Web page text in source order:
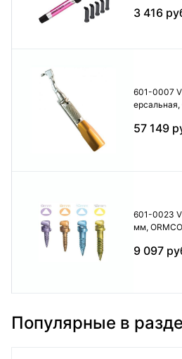
3 416
601-0007
ерсальная,
57 149
601-0023
мм, ORMCO
9 097
Популярные в